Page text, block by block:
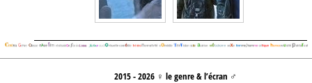
2015 - 2026 ♀ le genre & l’écran ♂